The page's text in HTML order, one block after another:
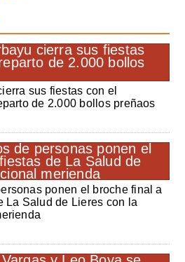
sus fiestas con el
de 2.000 bollos preñaos
ponen el broche final a
La Salud de Lieres con la